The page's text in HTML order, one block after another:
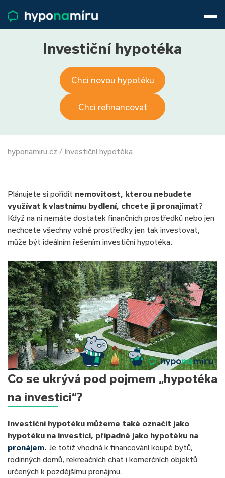
Životní pojištění
Pojištění nemovitosti
O nás
800 688 388
Přihlásit
Investiční hypotéka
Chci novou hypotéku
Chci refinancovat
hyponamiru.cz / Investiční hypotéka
Plánujete si pořídit nemovitost, kterou nebudete
využívat k vlastnímu bydlení, chcete ji pronajímat?
Když na ni nemáte dostatek finančních prostředků nebo jen
nechcete všechny volné prostředky jen tak investovat,
může být ideálním řešením investiční hypotéka.
Co se ukrývá pod pojmem „hypotéka
na investici“?
Investiční hypotéku můžeme také označit jako
hypotéku na investici, případně jako hypotéku na
pronájem. Je totiž vhodná k financování koupě bytů,
rodinných domů, rekreačních chat i komerčních objektů
určených k pozdějšímu pronájmu.